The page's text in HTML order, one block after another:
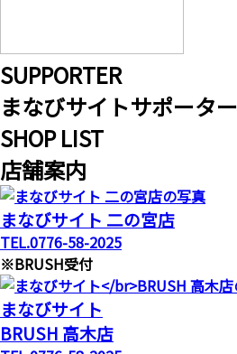
SUPPORTER
まなびサイトサポーター
SHOP LIST
店舗案内
まなびサイト 二の宮店
TEL.0776-58-2025
※BRUSH受付
まなびサイト
BRUSH 高木店